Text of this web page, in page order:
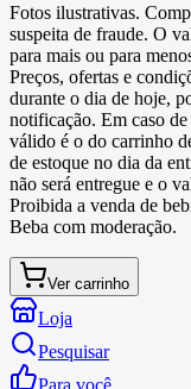
Fotos ilustrativas.
suspeita de fraude. O
para mais ou para
Preços, ofertas e
durante o dia de hoje,
notificação. Em caso
válido é o do carrinho
de estoque no dia da
não será entregue e o
Proibida a venda de
Beba com moderação.
Ver carrinho
Loja
Pesquisar
Para você